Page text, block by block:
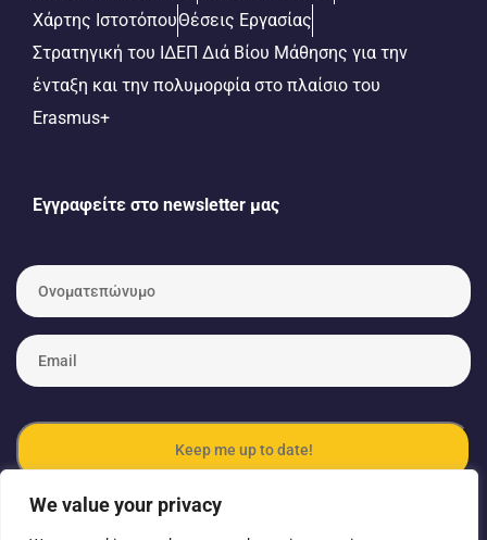
We value your privacy
Χάρτης ΙστοτόπουΘέσεις Εργασίας
Στρατηγική του ΙΔΕΠ Διά Βίου Μάθησης για την
ένταξη και την πολυμορφία στο πλαίσιο του
Erasmus+
Εγγραφείτε στο newsletter μας
Ο
ν
ο
μ
α
τ
π
ώ
ν
E
m
a
l